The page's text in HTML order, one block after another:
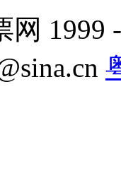
1999